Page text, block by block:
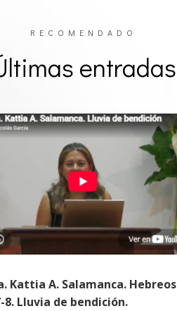
RECOMENDADO
entradas
Kattia A. Salamanca. Hebreos
8. Lluvia de bendición.